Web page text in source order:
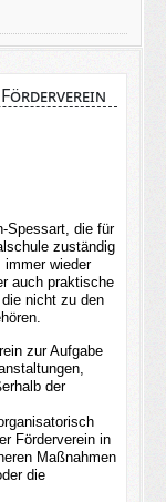
Förderverein
Spessart, die für
zuständig
wieder
auch praktische
nicht zu den
zur Aufgabe
der
Förderverein in
Maßnahmen
die